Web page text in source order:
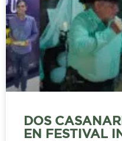
DOS
EN FESTIVAL